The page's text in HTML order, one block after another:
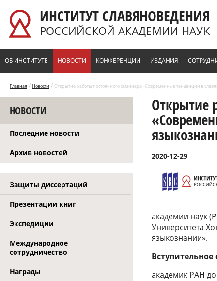
ИНСТИТУТ СЛАВЯНОВЕДЕНИЯ
РОССИЙСКОЙ АКАДЕМИИ НАУК
ОБ ИНСТИТУТЕ НОВОСТИ КОНФЕРЕНЦИИ ИЗДАНИЯ
Главная / Новости / Открытие работы постоянного семинара «Современные тенденции в
НОВОСТИ
Последние новости
Архив новостей
Защиты диссертаций
Презентации книг
Экспедиции
Международное
сотрудничество
Награды
Открытие
2020-12-29
академии наук
Университета
языкознании».
Вступительное
академик РАН